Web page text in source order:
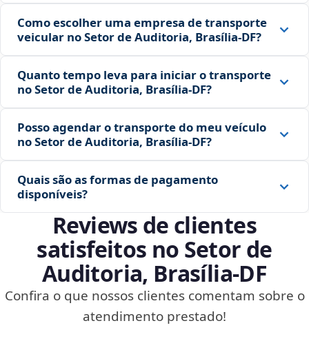
Como escolher uma empresa de transporte
veicular no Setor de Auditoria, Brasília‑DF?
Quanto tempo leva para iniciar o transporte
no Setor de Auditoria, Brasília‑DF?
Posso agendar o transporte do meu veículo
no Setor de Auditoria, Brasília‑DF?
Quais são as formas de pagamento
disponíveis?
Reviews de clientes
satisfeitos no Setor de
Auditoria, Brasília‑DF
Confira o que nossos clientes comentam sobre o
atendimento prestado!